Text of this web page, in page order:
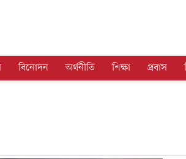
বিনোদন অর্থনীতি শিক্ষা প্রবাস